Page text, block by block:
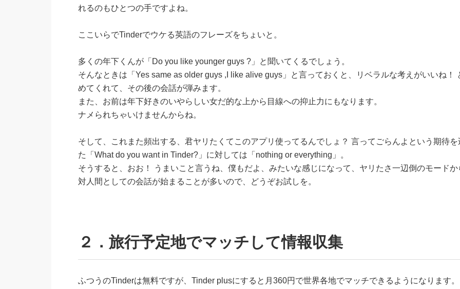
れるのもひとつの手ですよね。
ここいらでTinderでウケる英語のフレーズをちょいと。
多くの年下くんが「Do you like younger guys ?」と聞いてくるでしょう。
そんなときは「Yes same as older guys ,I like alive guys」と言っておくと、リベラルな考えがいいね！
めてくれて、その後の会話が弾みます。
また、お前は年下好きのいやらしい女だ的な上から目線への抑止力にもなります。
ナメられちゃいけませんからね。
そして、これまた頻出する、君ヤリたくてこのアプリ使ってるんでしょ？ 言ってごらんよという期待を
た「What do you want in Tinder?」に対しては「nothing or everything」。
そうすると、おお！ うまいこと言うね、僕もだよ、みたいな感じになって、ヤリたさ一辺倒のモードか
対人間としての会話が始まることが多いので、どうぞお試しを。
２．旅行予定地でマッチして情報収集
ふつうのTinderは無料ですが、Tinder plusにすると月360円で世界各地でマッチできるようになります。